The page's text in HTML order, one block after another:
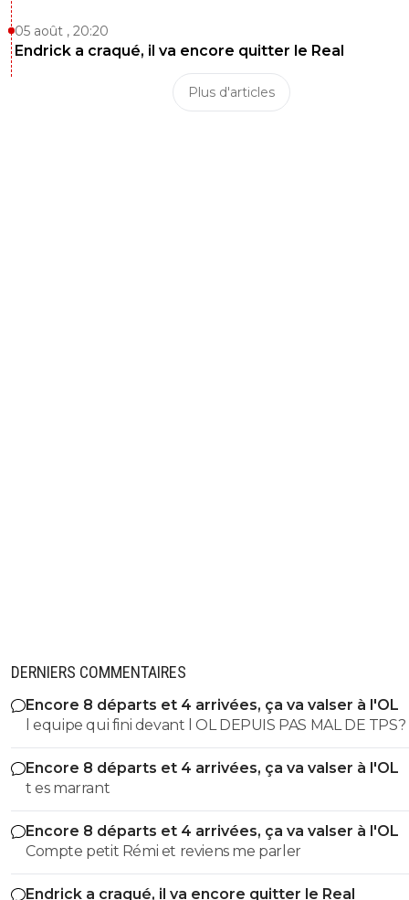
05 août , 20:20
Endrick a craqué, il va encore quitter le Real
Plus d'articles
DERNIERS COMMENTAIRES
Encore 8 départs et 4 arrivées, ça va valser à l'OL
l equipe qui fini devant l OL DEPUIS PAS MAL DE TPS? lol. t
es tro malin toi
Encore 8 départs et 4 arrivées, ça va valser à l'OL
t es marrant
Encore 8 départs et 4 arrivées, ça va valser à l'OL
Compte petit Rémi et reviens me parler
Endrick a craqué, il va encore quitter le Real